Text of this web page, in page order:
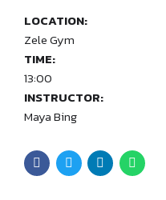
LOCATION:
Zele Gym
TIME:
13:00
INSTRUCTOR:
Maya Bing